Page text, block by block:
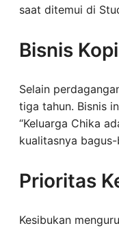
saat ditemui di
Bisnis
Selain
tiga tahun. Bisnis
“Keluarga Chika
kualitasnya bagus-
Prioritas
Kesibukan